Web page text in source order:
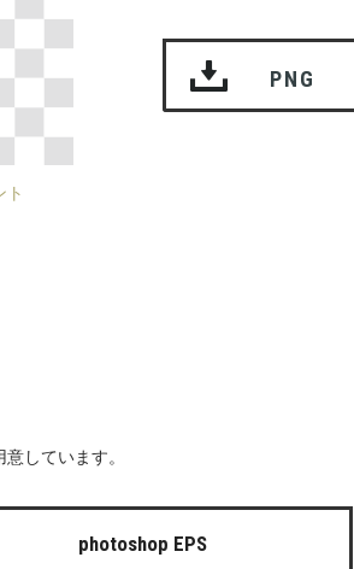
ト
PNG
しています。
photoshop EPS